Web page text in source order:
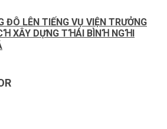
ĐÔ LÊN TIẾNG VỤ VIỆN TRƯỞNG
XÂY DỰNG TꞪÁI BÌNꞪ NGꞪI